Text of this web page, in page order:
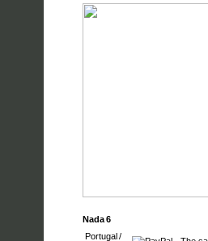
Nada 6
Portugal /